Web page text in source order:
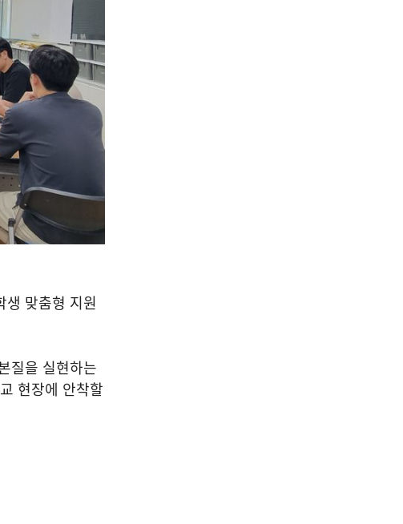
생 맞춤형 지원
질을 실현하는
현장에 안착할